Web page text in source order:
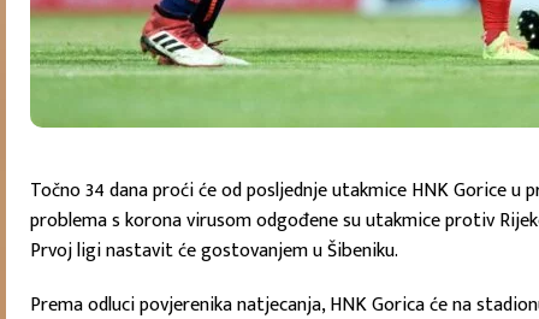
Točno 34 dana proći će od posljednje utakmice HNK Gorice u
problema s korona virusom odgođene su utakmice protiv
Prvoj ligi nastavit će gostovanjem u Šibeniku.
Prema odluci povjerenika natjecanja, HNK Gorica će na